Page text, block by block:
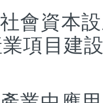
會資本
項目建